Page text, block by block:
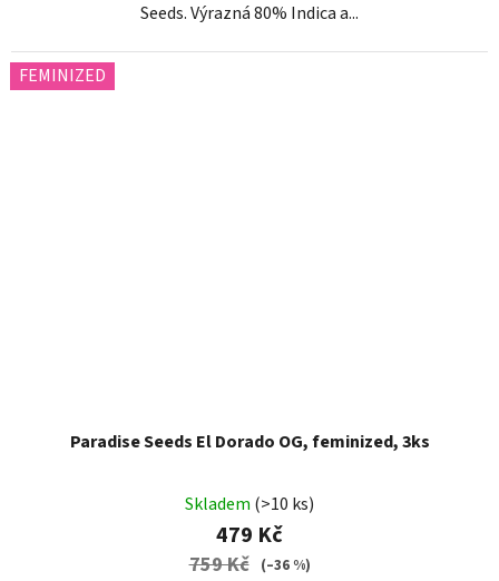
Seeds. Výrazná 80% Indica a...
FEMINIZED
Paradise Seeds El Dorado OG, feminized, 3ks
Skladem (>10 ks)
479 Kč
759 Kč (–36 %)